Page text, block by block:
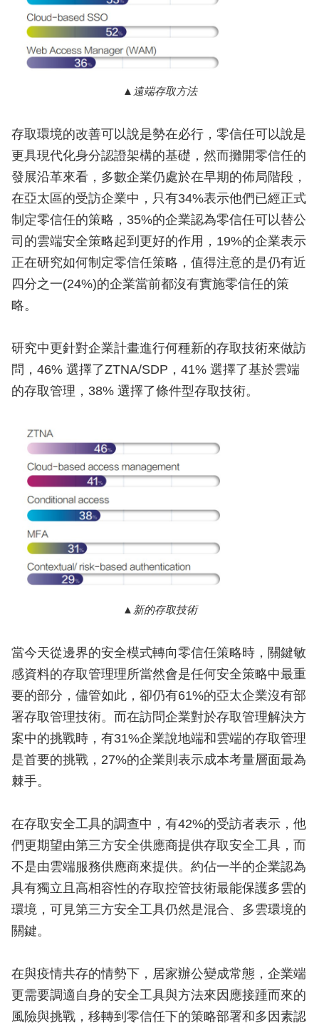
遠端存取方法
存取環境的改善可以說是勢在必行，零信任可以說是
更具現代化身分認證架構的基礎，然而攤開零信任的
發展沿革來看，多數企業仍處於在早期的佈局階段，
在亞太區的受訪企業中，只有34%表示他們已經正式
制定零信任的策略，35%的企業認為零信任可以替公
司的雲端安全策略起到更好的作用，19%的企業表示
正在研究如何制定零信任策略，值得注意的是仍有近
四分之一(24%)的企業當前都沒有實施零信任的策
略。
研究中更針對企業計畫進行何種新的存取技術來做訪
問，46% 選擇了ZTNA/SDP，41% 選擇了基於雲端
的存取管理，38% 選擇了條件型存取技術。
新的存取技術
當今天從邊界的安全模式轉向零信任策略時，關鍵敏
感資料的存取管理理所當然會是任何安全策略中最重
要的部分，儘管如此，卻仍有61%的亞太企業沒有部
署存取管理技術。而在訪問企業對於存取管理解決方
案中的挑戰時，有31%企業說地端和雲端的存取管理
是首要的挑戰，27%的企業則表示成本考量層面最為
棘手。
在存取安全工具的調查中，有42%的受訪者表示，他
們更期望由第三方安全供應商提供存取安全工具，而
不是由雲端服務供應商來提供。約佔一半的企業認為
具有獨立且高相容性的存取控管技術最能保護多雲的
環境，可見第三方安全工具仍然是混合、多雲環境的
關鍵。
在與疫情共存的情勢下，居家辦公變成常態，企業端
更需要調適自身的安全工具與方法來因應接踵而來的
風險與挑戰，移轉到零信任下的策略部署和多因素認